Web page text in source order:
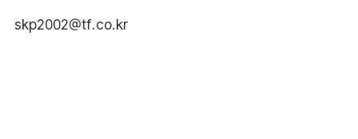
skp2002@tf.co.kr